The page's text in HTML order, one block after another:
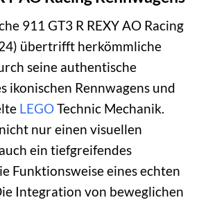
911 GT3 R REXY AO Racing
übertrifft herkömmliche
seine authentische
ikonischen Rennwagens und
LEGOTechnic Mechanik.
nur einen visuellen
ein tiefgreifendes
Funktionsweise eines echten
Integration von beweglichen